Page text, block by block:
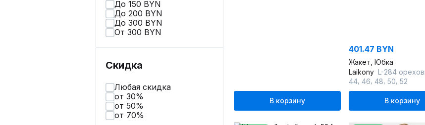
До 150 BYN
До 200 BYN
До 300 BYN
От 300 BYN
Скидка
Любая скидка
от 30%
от 50%
от 70%
В корзину
401.47 BYN
Жакет, Юбка
Laikony L-284
44 46 48 50 52
В корзину